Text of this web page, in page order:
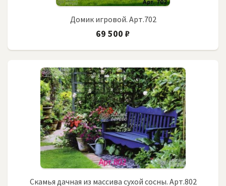
Домик игровой. Арт.702
69 500 ₽
Скамья дачная из массива сухой сосны. Арт.802